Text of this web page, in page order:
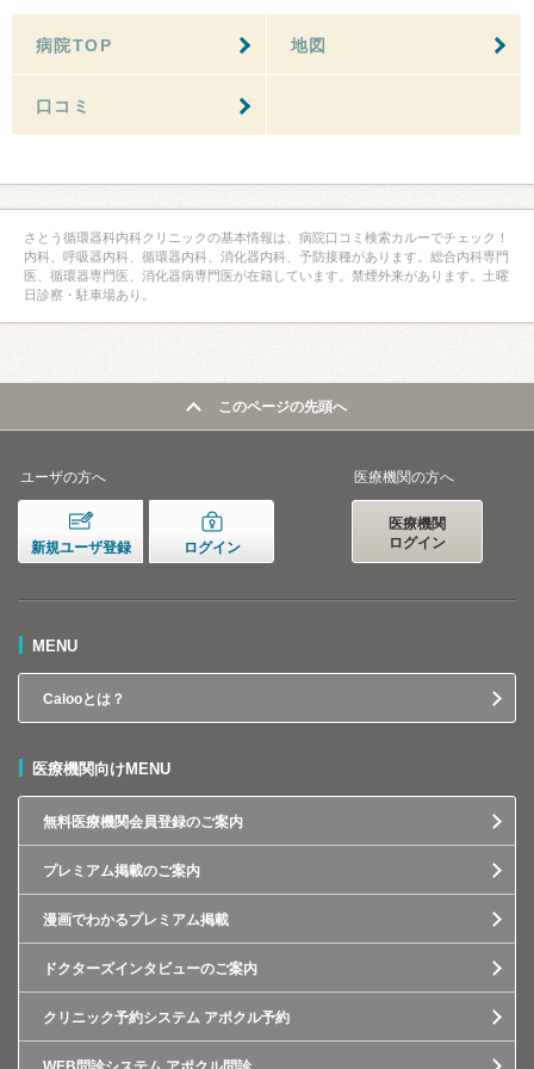
病院TOP 地図
口コミ
さとう循環器科内科クリニックの基本情報は、病院口コミ検索カルーでチェック！
内科、呼吸器内科、循環器内科、消化器内科、予防接種があります。総合内科専門
医、循環器専門医、消化器病専門医が在籍しています。禁煙外来があります。土曜
日診察・駐車場あり。
このページの先頭へ
ユーザの方へ
新規ユーザ登録 ログイン
医療機関の方へ
医療機関
ログイン
MENU
Calooとは？
医療機関向けMENU
無料医療機関会員登録のご案内
プレミアム掲載のご案内
漫画でわかるプレミアム掲載
ドクターズインタビューのご案内
クリニック予約システム アポクル予約